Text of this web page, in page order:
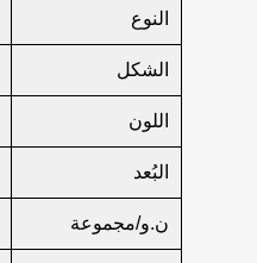
النوع
الشكل
اللون
البُعد
ن.و/مجموعة